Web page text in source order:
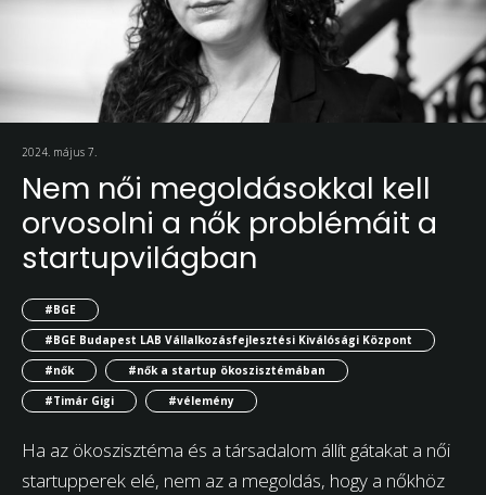
2024. május 7.
Nem női megoldásokkal kell
orvosolni a nők problémáit a
startupvilágban
#BGE
#BGE Budapest LAB Vállalkozásfejlesztési Kiválósági Központ
#nők
#nők a startup ökoszisztémában
#Timár Gigi
#vélemény
Ha az ökoszisztéma és a társadalom állít gátakat a női
startupperek elé, nem az a megoldás, hogy a nőkhöz